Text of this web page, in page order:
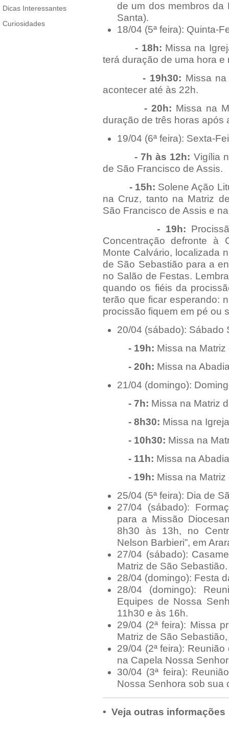
Dicas Interessantes
Curiosidades
de um dos membros da
Santa).
18/04 (5ª feira): Quinta-
- 18h: Missa na
terá duração de uma hora e
- 19h30: Missa
acontecer até às 22h.
- 20h: Missa na
duração de três horas após
19/04 (6ª feira): Sexta-
- 7h às 12h: Vigília
de São Francisco de Assis.
- 15h: Solene Ação
na Cruz, tanto na Matriz
São Francisco de Assis e
- 19h:
Concentração defronte à
Monte Calvário, localizada
de São Sebastião para a
no Salão de Festas.
quando os fiéis da
terão que ficar esperando:
procissão fiquem em pé ou
20/04 (sábado): Sábado
- 19h: Missa na
- 20h: Missa na
21/04 (domingo):
- 7h: Missa na Matriz
- 8h30: Missa na
- 10h30: Missa na
- 11h: Missa na
- 19h: Missa na
25/04 (5ª feira): Dia de
27/04 (sábado):
para a Missão
8h30 às 13h, no
Nelson Barbieri”, em
27/04 (sábado):
Matriz de São Sebastião.
28/04 (domingo): Festa
28/04 (domingo):
Equipes de Nossa
11h30 e às 16h.
29/04 (2ª feira): Missa
Matriz de São
29/04 (2ª feira):
na Capela Nossa
30/04 (3ª feira):
Nossa Senhora sob sua
• Veja outras informações